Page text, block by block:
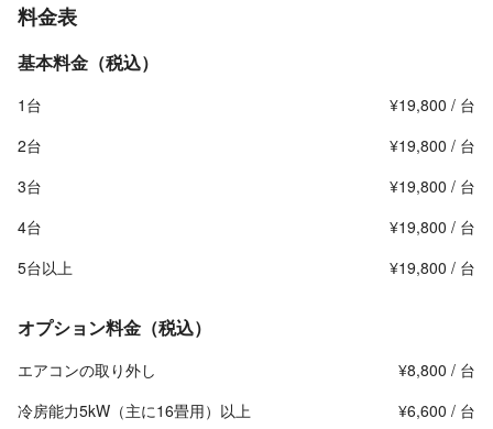
料金表
基本料金（税込）
1台
¥19,800 / 台
2台
¥19,800 / 台
3台
¥19,800 / 台
4台
¥19,800 / 台
5台以上
¥19,800 / 台
オプション料金（税込）
エアコンの取り外し
¥8,800 / 台
冷房能力5kW（主に16畳用）以上
¥6,600 / 台